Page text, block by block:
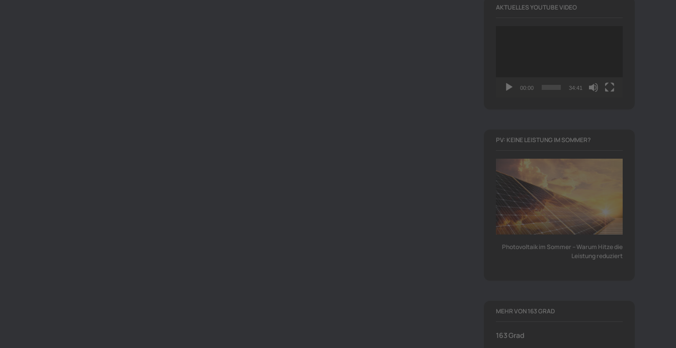
AKTUELLES YOUTUBE VIDEO
00:00 34:41
PV: KEINE LEISTUNG IM SOMMER?
Photovoltaik im Sommer – Warum Hitze die
Leistung reduziert
MEHR VON 163 GRAD
163 Grad